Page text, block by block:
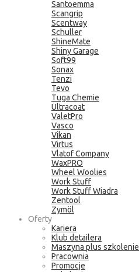
Santoemma
Scangrip
Scentway
Schuller
ShineMate
Shiny Garage
Soft99
Sonax
Tenzi
Tevo
Tuga Chemie
Ultracoat
ValetPro
Vasco
Vikan
Virtus
Vlatof Company
WaxPRO
Wheel Woolies
Work Stuff
Work Stuff Wiadra
Zentool
Zymöl
Oferty
Kariera
Klub detailera
Maszyna plus szkolenie
Pracownia
Promocje